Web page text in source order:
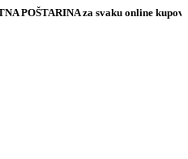
za svaku online kupovinu u